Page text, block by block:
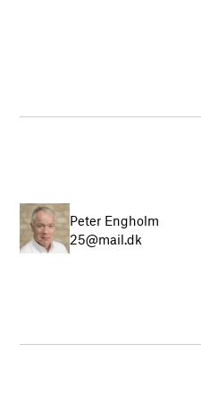
Peter Engholm
25@mail.dk